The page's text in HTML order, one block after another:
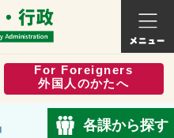
総市公式ホームページ
くらし
For Foreigners
外国人のかたへ
各課から探す